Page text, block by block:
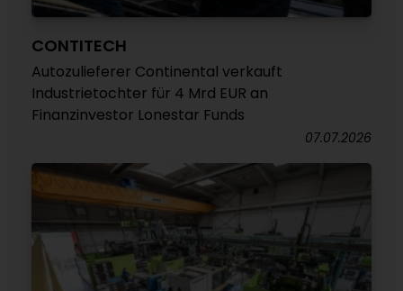
CONTITECH
Autozulieferer Continental verkauft
Industrietochter für 4 Mrd EUR an
Finanzinvestor Lonestar Funds
07.07.2026